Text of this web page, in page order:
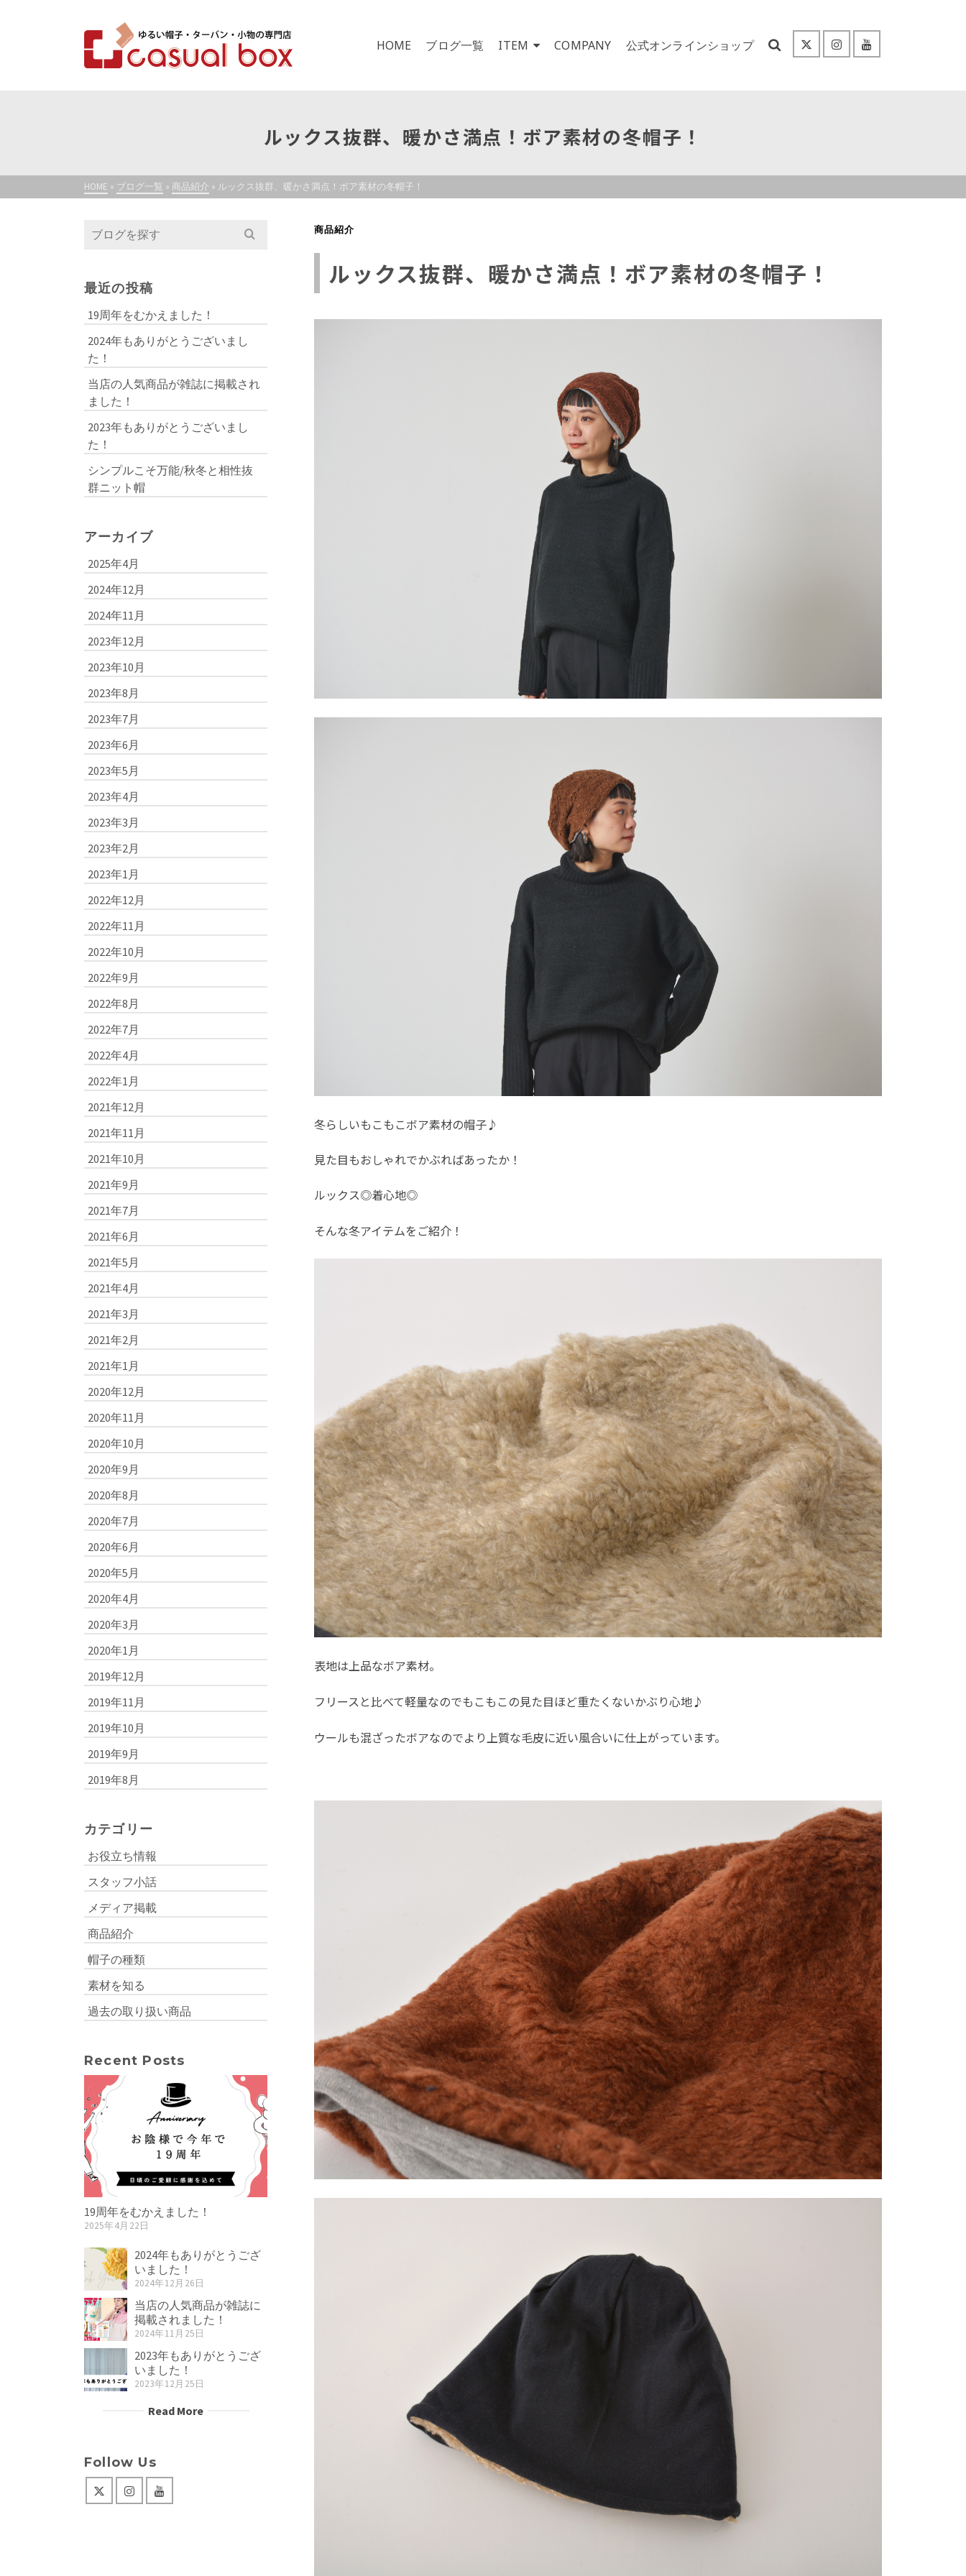
HOME ブログ一覧 ITEM COMPANY 公式オンラインショップ
ルックス抜群、暖かさ満点！ボア素材の冬帽子！
HOME » ブログ一覧 » 商品紹介 » ルックス抜群、暖かさ満点！ボア素材の冬帽子！
商品紹介
ルックス抜群、暖かさ満点！ボア素材の冬帽子！
冬らしいもこもこボア素材の帽子♪
見た目もおしゃれでかぶればあったか！
ルックス◎着心地◎
そんな冬アイテムをご紹介！
表地は上品なボア素材。
フリースと比べて軽量なのでもこもこの見た目ほど重たくないかぶり心地♪
ウールも混ざったボアなのでより上質な毛皮に近い風合いに仕上がっています。
Search
for:
最近の投稿
19周年をむかえました！
2024年もありがとうございまし
た！
当店の人気商品が雑誌に掲載され
ました！
2023年もありがとうございまし
た！
シンプルこそ万能/秋冬と相性抜
群ニット帽
アーカイブ
2025年4月
2024年12月
2024年11月
2023年12月
2023年10月
2023年8月
2023年7月
2023年6月
2023年5月
2023年4月
2023年3月
2023年2月
2023年1月
2022年12月
2022年11月
2022年10月
2022年9月
2022年8月
2022年7月
2022年4月
2022年1月
2021年12月
2021年11月
2021年10月
2021年9月
2021年7月
2021年6月
2021年5月
2021年4月
2021年3月
2021年2月
2021年1月
2020年12月
2020年11月
2020年10月
2020年9月
2020年8月
2020年7月
2020年6月
2020年5月
2020年4月
2020年3月
2020年1月
2019年12月
2019年11月
2019年10月
2019年9月
2019年8月
カテゴリー
お役立ち情報
スタッフ小話
メディア掲載
商品紹介
帽子の種類
素材を知る
過去の取り扱い商品
Recent Posts
19周年をむかえました！
2025年4月22日
2024年もありがとうござ
いました！
2024年12月26日
当店の人気商品が雑誌に
掲載されました！
2024年11月25日
2023年もありがとうござ
いました！
2023年12月25日
Read More
Follow Us